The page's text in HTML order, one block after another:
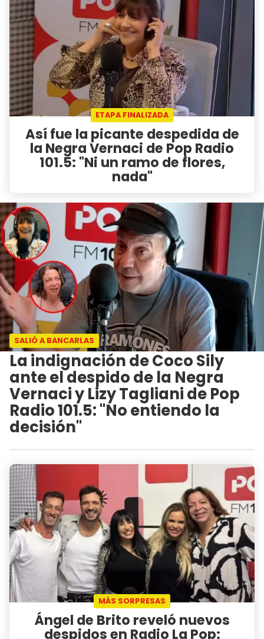
ETAPA FINALIZADA
Así fue la picante despedida de
la Negra Vernaci de Pop Radio
101.5: "Ni un ramo de flores,
nada"
SALIÓ A BANCARLAS
La indignación de Coco Sily
ante el despido de la Negra
Vernaci y Lizy Tagliani de Pop
Radio 101.5: "No entiendo la
decisión"
MÁS SORPRESAS
Ángel de Brito reveló nuevos
despidos en Radio La Pop: